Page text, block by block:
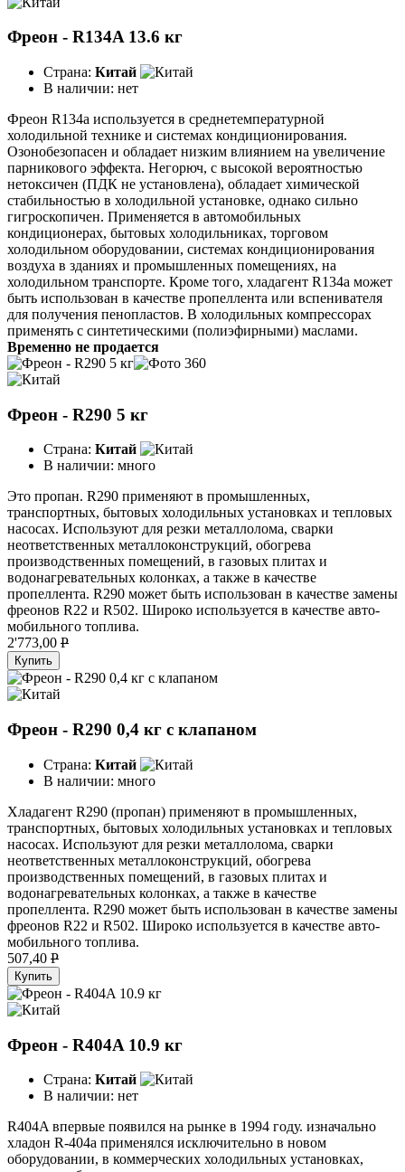
Фреон - R134A 13.6 кг
Страна: Китай
В наличии: нет
Фреон R134a используется в среднетемпературной
холодильной технике и системах кондиционирования.
Озонобезопасен и обладает низким влиянием на увеличение
парникового эффекта. Негорюч, с высокой вероятностью
нетоксичен (ПДК не установлена), обладает химической
стабильностью в холодильной установке, однако сильно
гигроскопичен. Применяется в автомобильных
кондиционерах, бытовых холодильниках, торговом
холодильном оборудовании, системах кондиционирования
воздуха в зданиях и промышленных помещениях, на
холодильном транспорте. Кроме того, хладагент R134a может
быть использован в качестве пропеллента или вспенивателя
для получения пенопластов. В холодильных компрессорах
применять с синтетическими (полиэфирными) маслами.
Временно не продается
Фреон - R290 5 кг
Страна: Китай
В наличии: много
Это пропан. R290 применяют в промышленных,
транспортных, бытовых холодильных установках и тепловых
насосах. Используют для резки металлолома, сварки
неответственных металлоконструкций, обогрева
производственных помещений, в газовых плитах и
водонагревательных колонках, а также в качестве
пропеллента. R290 может быть использован в качестве замены
фреонов R22 и R502. Широко используется в качестве авто­
мобильного топлива.
2'773,00 P
Купить
Фреон - R290 0,4 кг с клапаном
Страна: Китай
В наличии: много
Хладагент R290 (пропан) применяют в промышленных,
транспортных, бытовых холодильных установках и тепловых
насосах. Используют для резки металлолома, сварки
неответственных металлоконструкций, обогрева
производственных помещений, в газовых плитах и
водонагревательных колонках, а также в качестве
пропеллента. R290 может быть использован в качестве замены
фреонов R22 и R502. Широко используется в качестве авто­
мобильного топлива.
507,40 P
Купить
Фреон - R404A 10.9 кг
Страна: Китай
В наличии: нет
R404A впервые появился на рынке в 1994 году. изначально
хладон R-404a применялся исключительно в новом
оборудовании, в коммерческих холодильных установках,